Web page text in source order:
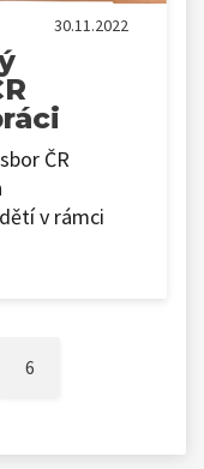
30.11.2022
ČR
v rámci
6